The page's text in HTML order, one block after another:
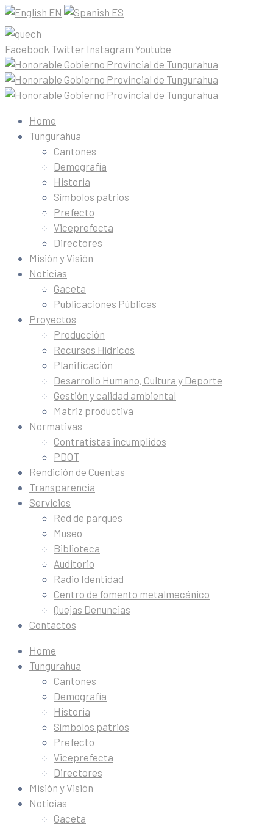
EN ES
Facebook Twitter Instagram Youtube
Home
Tungurahua
Cantones
Demografía
Historia
Símbolos patrios
Prefecto
Viceprefecta
Directores
Misión y Visión
Noticias
Gaceta
Publicaciones Públicas
Proyectos
Producción
Recursos Hídricos
Planificación
Desarrollo Humano, Cultura y Deporte
Gestión y calidad ambiental
Matriz productiva
Normativas
Contratistas incumplidos
PDOT
Rendición de Cuentas
Transparencia
Servicios
Red de parques
Museo
Biblioteca
Auditorio
Radio Identidad
Centro de fomento metalmecánico
Quejas Denuncias
Contactos
Home
Tungurahua
Cantones
Demografía
Historia
Símbolos patrios
Prefecto
Viceprefecta
Directores
Misión y Visión
Noticias
Gaceta